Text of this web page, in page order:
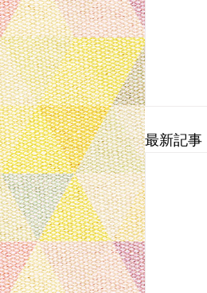
最新記事